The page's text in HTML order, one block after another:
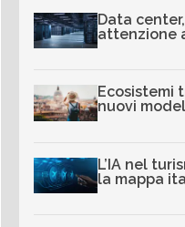
Data
attenzione
Ecosistemi
nuovi
L’IA nel
la mappa